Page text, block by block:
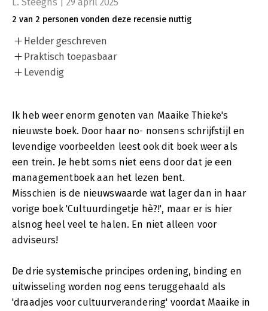
2 van 2 personen vonden deze recensie nuttig
Helder geschreven
Praktisch toepasbaar
Levendig
Ik heb weer enorm genoten van Maaike Thieke's
nieuwste boek. Door haar no- nonsens schrijfstijl en
levendige voorbeelden leest ook dit boek weer als
een trein. Je hebt soms niet eens door dat je een
managementboek aan het lezen bent.
Misschien is de nieuwswaarde wat lager dan in haar
vorige boek 'Cultuurdingetje hè?!', maar er is hier
alsnog heel veel te halen. En niet alleen voor
adviseurs!
De drie systemische principes ordening, binding en
uitwisseling worden nog eens teruggehaald als
'draadjes voor cultuurverandering' voordat Maaike in